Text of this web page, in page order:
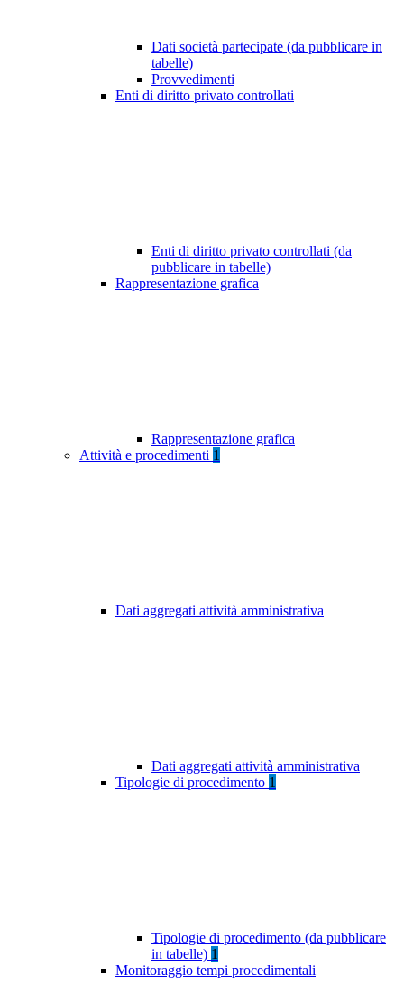
Dati società partecipate (da pubblicare in
tabelle)
Provvedimenti
Enti di diritto privato controllati
Enti di diritto privato controllati (da
pubblicare in tabelle)
Rappresentazione grafica
Rappresentazione grafica
Attività e procedimenti 1
Dati aggregati attività amministrativa
Dati aggregati attività amministrativa
Tipologie di procedimento 1
Tipologie di procedimento (da pubblicare
in tabelle) 1
Monitoraggio tempi procedimentali